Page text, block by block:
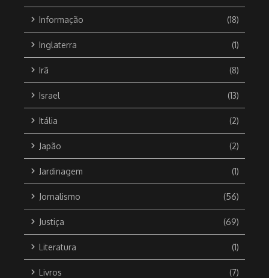
Informação (18)
Inglaterra (1)
Irã (8)
Israel (13)
Itália (2)
Japão (2)
Jardinagem (1)
Jornalismo (56)
Justiça (69)
Literatura (1)
Livros (7)